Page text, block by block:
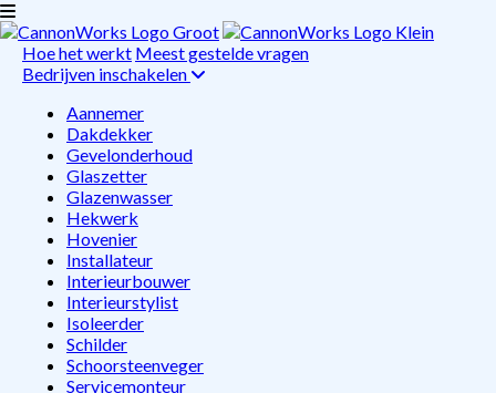
Hoe het werkt Meest gestelde vragen
Bedrijven inschakelen
Aannemer
Dakdekker
Gevelonderhoud
Glaszetter
Glazenwasser
Hekwerk
Hovenier
Installateur
Interieurbouwer
Interieurstylist
Isoleerder
Schilder
Schoorsteenveger
Servicemonteur